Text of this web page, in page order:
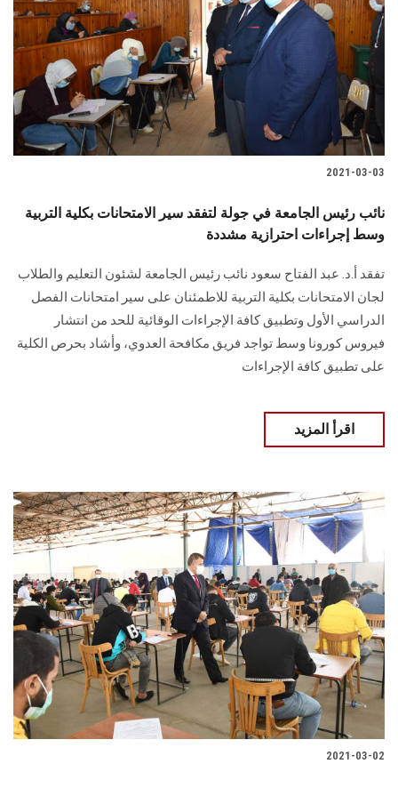
2021-03-03
نائب رئيس الجامعة في جولة لتفقد سير الامتحانات بكلية التربية
وسط إجراءات احترازية مشددة
تفقد أ.د. عبد الفتاح سعود نائب رئيس الجامعة لشئون التعليم والطلاب
لجان الامتحانات بكلية التربية للاطمئنان على سير امتحانات الفصل
الدراسي الأول وتطبيق كافة الإجراءات الوقائية للحد من انتشار
فيروس كورونا وسط تواجد فريق مكافحة العدوي، وأشاد بحرص الكلية
على تطبيق كافة الإجراءات
اقرأ المزيد
2021-03-02